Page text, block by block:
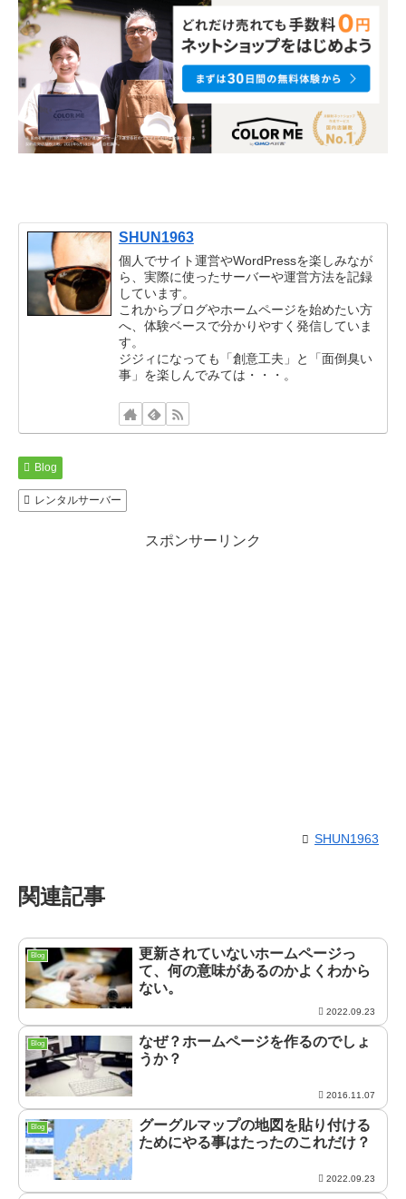
SHUN1963
個人でサイト運営やWordPressを楽しみなが
ら、実際に使ったサーバーや運営方法を記録
しています。
これからブログやホームページを始めたい方
へ、体験ベースで分かりやすく発信していま
す。
ジジィになっても「創意工夫」と「面倒臭い
事」を楽しんでみては・・・。
Blog
レンタルサーバー
スポンサーリンク
SHUN1963
関連記事
Blog
更新されていないホームページっ
て、何の意味があるのかよくわから
ない。
2022.09.23
Blog
なぜ？ホームページを作るのでしょ
うか？
2016.11.07
Blog
グーグルマップの地図を貼り付ける
ためにやる事はたったのこれだけ？
2022.09.23